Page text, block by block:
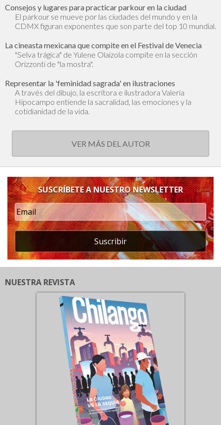
Consejos y lugares para practicar parkour en la ciudad
El parkour se mueve por las ciudades del mundo y en la
CDMX figuran exponentes que son parte del top 10 mundial.
La cineasta mexicana que compite en el Festival de Venecia
"Selva trágica" de Yulene Olaizola compite en la sección
Orizzonti de "la mostra".
Representar la 'feminidad sagrada' en ilustraciones
A través del dibujo, la escritora e ilustradora Valeria
Hipocampo entiende la sacralidad, las emociones y la
cotidianidad de la vida.
VER MÁS DEL AUTOR
SUSCRÍBETE A NUESTRO NEWSLETTER
Suscribir
NUESTRA REVISTA